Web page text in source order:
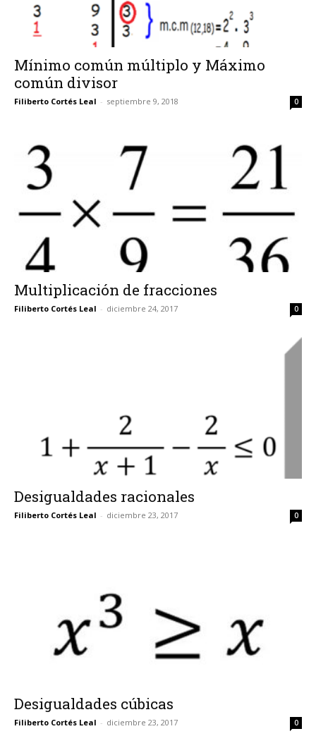
Mínimo común múltiplo y Máximo
común divisor
Filiberto Cortés Leal - septiembre 9, 2018 0
Multiplicación de fracciones
Filiberto Cortés Leal - diciembre 24, 2017 0
Desigualdades racionales
Filiberto Cortés Leal - diciembre 23, 2017 0
Desigualdades cúbicas
Filiberto Cortés Leal - diciembre 23, 2017 0